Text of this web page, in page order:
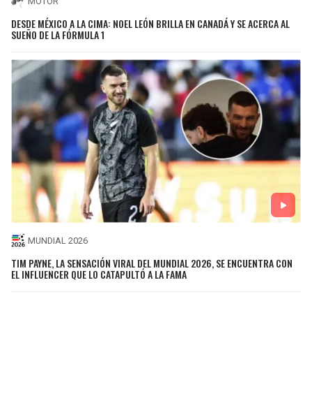
DESDE MÉXICO A LA CIMA: NOEL LEÓN BRILLA EN CANADÁ Y SE ACERCA AL
SUEÑO DE LA FÓRMULA 1
MUNDIAL 2026
TIM PAYNE, LA SENSACIÓN VIRAL DEL MUNDIAL 2026, SE ENCUENTRA CON
EL INFLUENCER QUE LO CATAPULTÓ A LA FAMA